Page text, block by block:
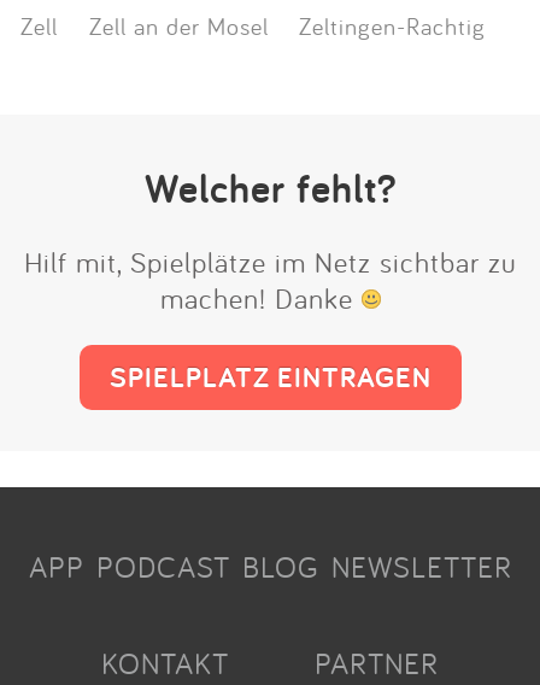
Zell
Zell an der Mosel Zeltingen-Rachtig
Welcher fehlt?
Hilf mit, Spielplätze im Netz sichtbar zu
machen! Danke
SPIELPLATZ EINTRAGEN
APP PODCAST BLOG NEWSLETTER
KONTAKT PARTNER